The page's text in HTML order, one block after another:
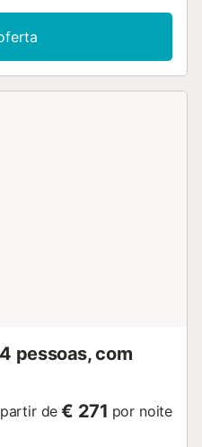
pedra e muita luz natural,
acesso aos espaços
privado e para o
embeleza o
pessoas, com
de € 271 por noite